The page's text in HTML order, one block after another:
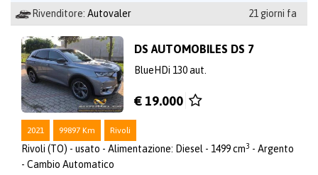
Rivenditore: Autovaler 21 giorni fa
DS AUTOMOBILES DS 7
BlueHDi 130 aut.
€ 19.000
2021 99897 Km Rivoli
Rivoli (TO) - usato - Alimentazione: Diesel - 1499 cm3 - Argento
- Cambio Automatico